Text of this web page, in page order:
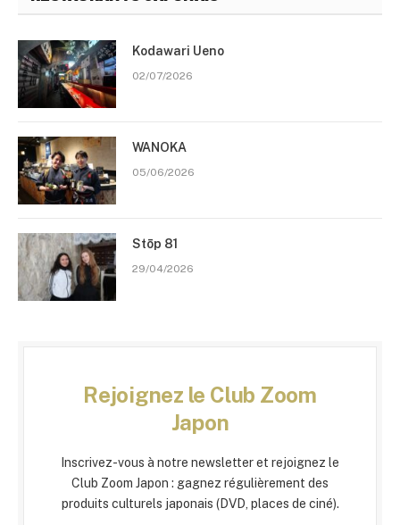
Kodawari Ueno
02/07/2026
WANOKA
05/06/2026
Stōp 81
29/04/2026
Rejoignez le Club Zoom
Japon
Inscrivez-vous à notre newsletter et rejoignez le
Club Zoom Japon : gagnez régulièrement des
produits culturels japonais (DVD, places de ciné).